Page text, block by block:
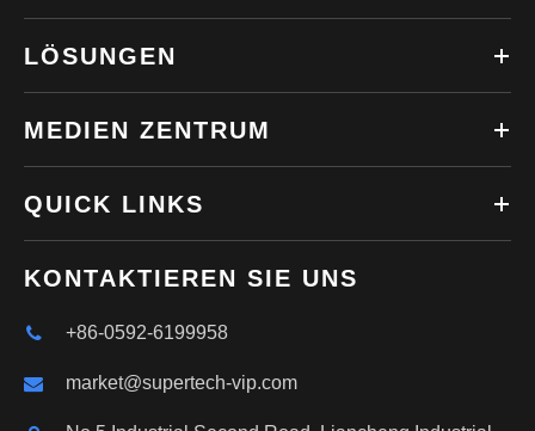
LÖSUNGEN
MEDIEN ZENTRUM
QUICK LINKS
KONTAKTIEREN SIE UNS
+86-0592-6199958
market@supertech-vip.com